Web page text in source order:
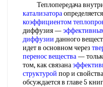
Теплопередача
катализатора
коэффициентом
диффузия —
диффузии данного
идет в основном через
перенос вещества—
том, как связана
структурой пор и
обсуждается в главе 5